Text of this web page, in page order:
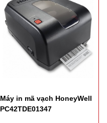
Máy in mã vạch HoneyWell
PC42TDE01347